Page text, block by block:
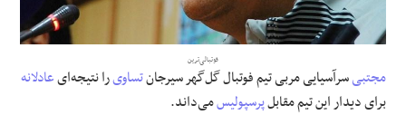
فرهنگی و هنری
مقالات
فوتبالی‌ترین
مجتبیسرآسیایی مربی تیم فوتبال گل‌گهر سیرجانتساویرا نتیجه‌ایعادلانه
برای دیدار این تیم مقابلپرسپولیسمی‌داند.